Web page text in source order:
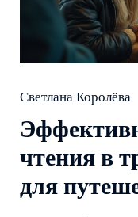
Светлана Королёва
чтения в
для